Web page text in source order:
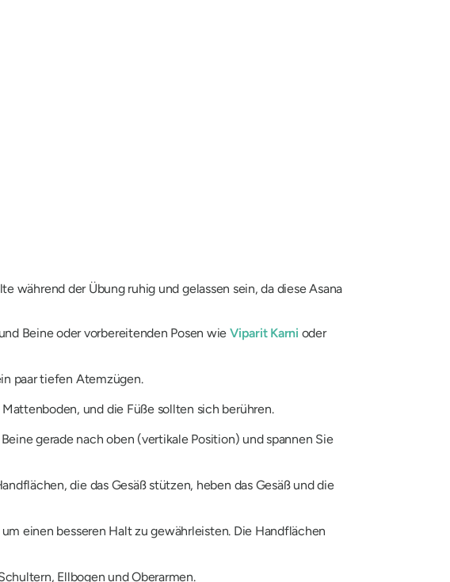
während der Übung ruhig und gelassen sein, da diese Asana
Beine oder vorbereitenden Posen wie Viparit Karni oder
paar tiefen Atemzügen.
und die Füße sollten sich berühren.
gerade nach oben (vertikale Position) und spannen Sie
die das Gesäß stützen, heben das Gesäß und die
einen besseren Halt zu gewährleisten. Die Handflächen
Ellbogen und Oberarmen.